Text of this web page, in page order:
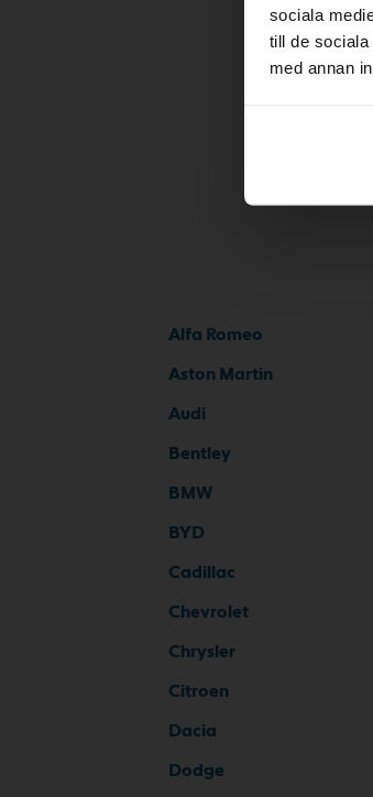
sociala
till de
med annan
Alfa Romeo
Aston Martin
Audi
Bentley
BMW
BYD
Cadillac
Chevrolet
Chrysler
Citroen
Dacia
Dodge